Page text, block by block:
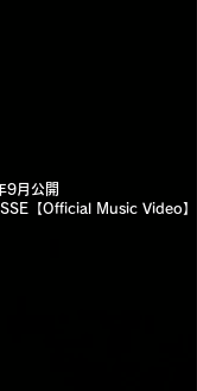
9月公開
【Official Music Video】